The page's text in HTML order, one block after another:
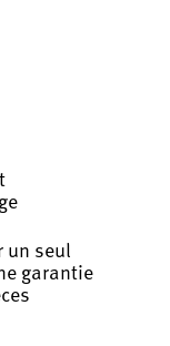
un seul
garantie